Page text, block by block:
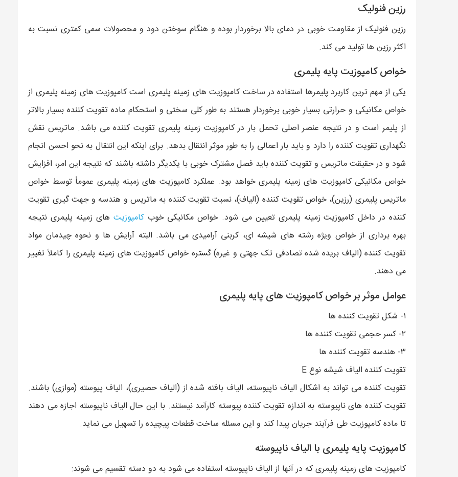
رزین فنولیک
رزین فنولیک از مقاومت خوبی در دمای بالا برخوردار بوده و هنگام سوختن دود و محصولات سمی کمتری نسبت به
اکثر رزین ها تولید می کند.
خواص کامپوزیت پایه پلیمری
یکی از مهم ترین کاربرد پلیمرها استفاده در ساخت کامپوزیت های زمینه پلیمری است کامپوزیت های زمینه پلیمری از
خواص مکانیکی و حرارتی بسیار خوبی برخوردار هستند به طور کلی سختی و استحکام ماده تقویت کننده بسیار بالاتر
از پلیمر است و در نتیجه عنصر اصلی تحمل بار در کامپوزیت زمینه پلیمری تقویت کننده می باشد. ماتریس نقش
نگهداری تقویت کننده را دارد و باید بار اعمالی را به طور موثر انتقال بدهد. برای اینکه این انتقال به نحو احسن انجام
شود و در حقیقت ماتریس و تقویت کننده باید فصل مشترک خوبی با یکدیگر داشته باشند که نتیجه این امر، افزایش
خواص مکانیکی کامپوزیت های زمینه پلیمری خواهد بود. عملکرد کامپوزیت های زمینه پلیمری عموماً توسط خواص
ماتریس پلیمری (رزین)، خواص تقویت کننده (الیاف)، نسبت تقویت کننده به ماتریس و هندسه و جهت گیری تقویت
کننده در داخل کامپوزیت زمینه پلیمری تعیین می شود. خواص مکانیکی خوبکامپوزیت های زمینه پلیمری نتیجه
بهره برداری از خواص ویژه رشته های شیشه ای، کربنی آرامیدی می باشد. البته آرایش ها و نحوه چیدمان مواد
تقویت کننده (الیاف بریده شده تصادفی تک جهتی و غیره) گستره خواص کامپوزیت های زمینه پلیمری را کاملاً تغییر
می دهند.
عوامل موثر بر خواص کامپوزیت های پایه پلیمری
۱- شکل تقویت کننده ها
۲- کسر حجمی تقویت کننده ها
۳- هندسه تقویت کننده ها
تقویت کننده الیاف شیشه نوع E
تقویت کننده می تواند به اشکال الیاف ناپیوسته، الیاف بافته شده از (الیاف حصیری)، الیاف پیوسته (موازی) باشند.
تقویت کننده های ناپیوسته به اندازه تقویت کننده پیوسته کارآمد نیستند. با این حال الیاف ناپیوسته اجازه می دهند
تا ماده کامپوزیت طی فرآیند جریان پیدا کند و این مسئله ساخت قطعات پیچیده را تسهیل می نماید.
کامپوزیت پایه پلیمری با الیاف ناپیوسته
کامپوزیت های زمینه پلیمری که در آنها از الیاف ناپیوسته استفاده می شود به دو دسته تقسیم می شوند: